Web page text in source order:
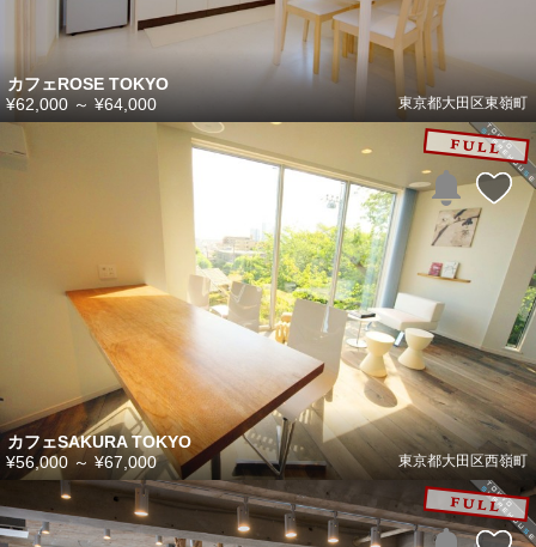
カフェROSE TOKYO
東京都大田区東嶺町
¥62,000 ～ ¥64,000
カフェSAKURA TOKYO
東京都大田区西嶺町
¥56,000 ～ ¥67,000